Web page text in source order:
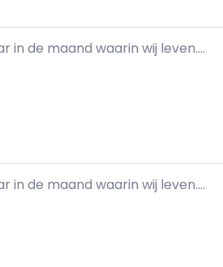
de maand waarin wij leven....
de maand waarin wij leven....